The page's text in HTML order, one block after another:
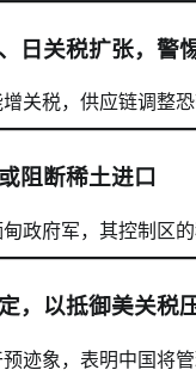
日关税扩张，警
关税，供应链调整
阻断稀土进口
政府军，其控制区
，以抵御美关税
迹象，表明中国将